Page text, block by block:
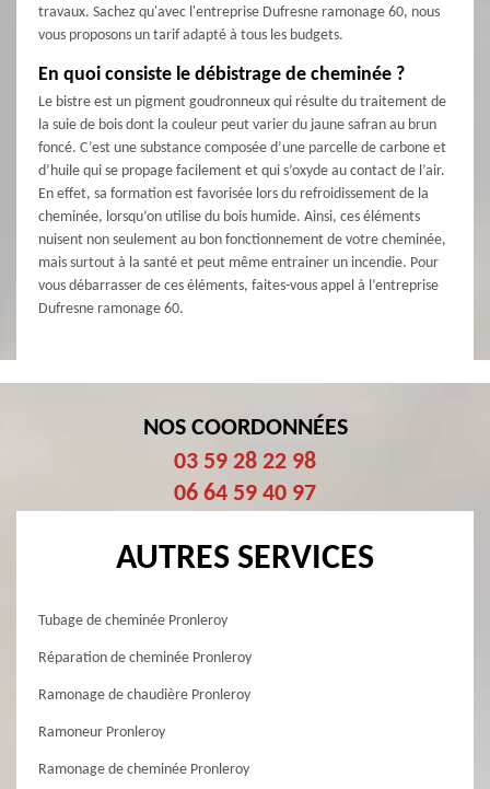
travaux. Sachez qu'avec l'entreprise Dufresne ramonage 60, nous
vous proposons un tarif adapté à tous les budgets.
En quoi consiste le débistrage de cheminée ?
Le bistre est un pigment goudronneux qui résulte du traitement de
la suie de bois dont la couleur peut varier du jaune safran au brun
foncé. C’est une substance composée d’une parcelle de carbone et
d’huile qui se propage facilement et qui s’oxyde au contact de l’air.
En effet, sa formation est favorisée lors du refroidissement de la
cheminée, lorsqu’on utilise du bois humide. Ainsi, ces éléments
nuisent non seulement au bon fonctionnement de votre cheminée,
mais surtout à la santé et peut même entrainer un incendie. Pour
vous débarrasser de ces éléments, faites-vous appel à l’entreprise
Dufresne ramonage 60.
NOS COORDONNÉES
03 59 28 22 98
06 64 59 40 97
AUTRES SERVICES
Tubage de cheminée Pronleroy
Réparation de cheminée Pronleroy
Ramonage de chaudière Pronleroy
Ramoneur Pronleroy
Ramonage de cheminée Pronleroy